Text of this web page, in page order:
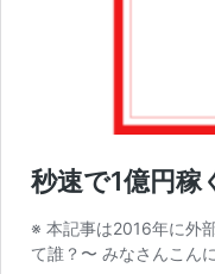
秒速で1億円稼
※ 本記事は2016年に外
て誰？〜 みなさんこん